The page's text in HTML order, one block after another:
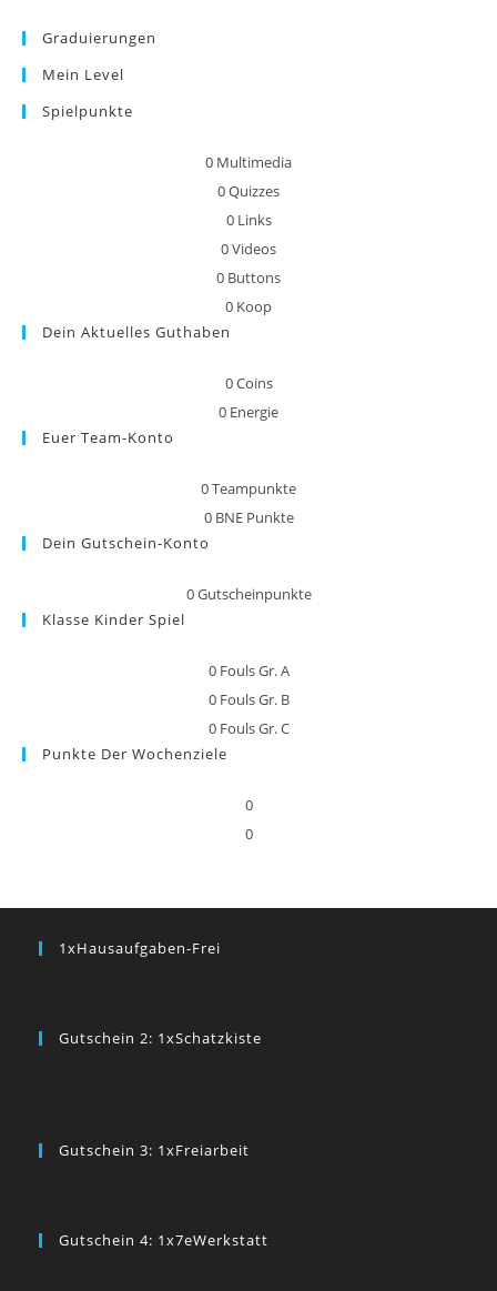
Graduierungen
Mein Level
Spielpunkte
0 Multimedia
0Quizzes
0 Links
0Videos
0 Buttons
0 Koop
Dein Aktuelles Guthaben
0Coins
0 Energie
Euer Team-Konto
0Teampunkte
0 BNE Punkte
Dein Gutschein-Konto
0Gutscheinpunkte
Klasse Kinder Spiel
0 Fouls Gr. A
0 Fouls Gr. B
0 Fouls Gr. C
Punkte Der Wochenziele
0
0
1xHausaufgaben-Frei
Gutschein 2: 1xSchatzkiste
Gutschein 3: 1xFreiarbeit
Gutschein 4: 1x7eWerkstatt